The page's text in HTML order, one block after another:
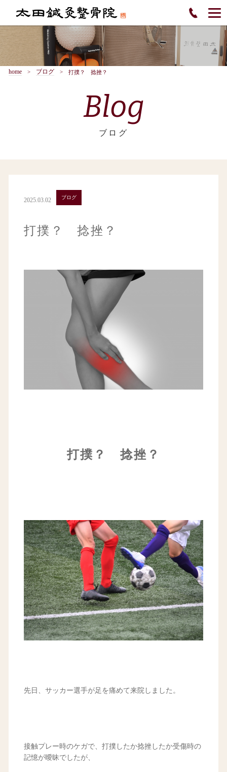
home ブログ 打撲？ 捻挫？
Blog
ブログ
2025.03.02 ブログ
打撲？ 捻挫？
打撲？ 捻挫？
先日、サッカー選手が足を痛めて来院しました。
接触プレー時のケガで、打撲したか捻挫したか受傷時の
記憶が曖昧でしたが、